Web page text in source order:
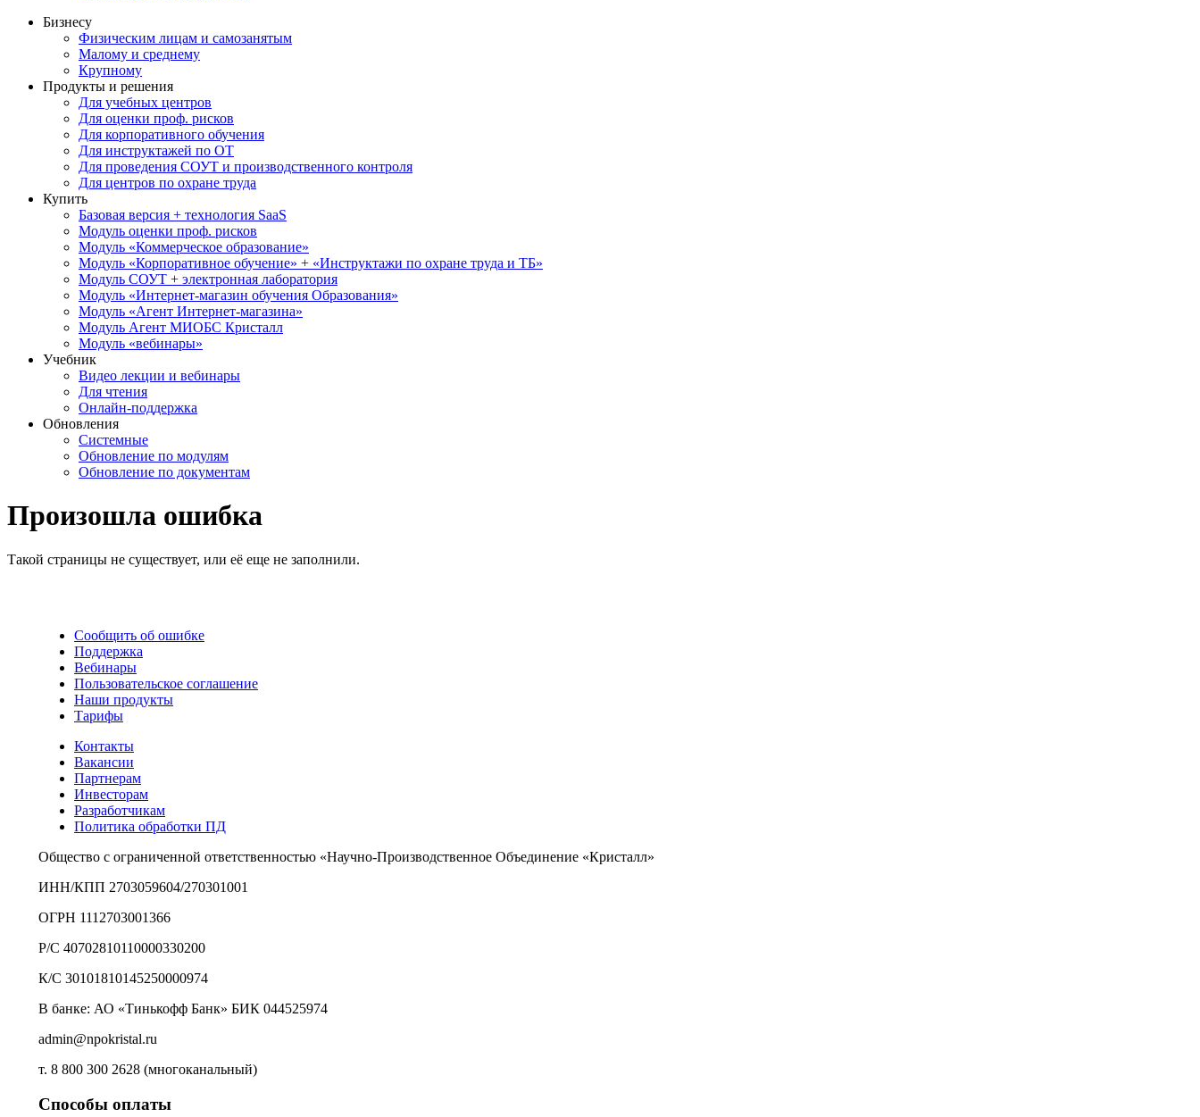
Бизнесу
Физическим лицам и самозанятым
Малому и среднему
Крупному
Продукты и решения
Для учебных центров
Для оценки проф. рисков
Для корпоративного обучения
Для инструктажей по ОТ
Для проведения СОУТ и производственного контроля
Для центров по охране труда
Купить
Базовая версия + технология SaaS
Модуль оценки проф. рисков
Модуль «Коммерческое образование»
Модуль «Корпоративное обучение» + «Инструктажи по охране труда и ТБ»
Модуль СОУТ + электронная лаборатория
Модуль «Интернет-магазин обучения Образования»
Модуль «Агент Интернет-магазина»
Модуль Агент МИОБС Кристалл
Модуль «вебинары»
Учебник
Видео лекции и вебинары
Для чтения
Онлайн-поддержка
Обновления
Системные
Обновление по модулям
Обновление по документам
Произошла ошибка
Такой страницы не существует, или её еще не заполнили.
Сообщить об ошибке
Поддержка
Вебинары
Пользовательское соглашение
Наши продукты
Тарифы
Контакты
Вакансии
Партнерам
Инвесторам
Разработчикам
Политика обработки ПД
Общество с ограниченной ответственностью «Научно-Производственное Объединение «Кристалл»
ИНН/КПП 2703059604/270301001
ОГРН 1112703001366
Р/С 40702810110000330200
К/С 30101810145250000974
В банке: АО «Тинькофф Банк» БИК 044525974
admin@npokristal.ru
т. 8 800 300 2628 (многоканальный)
Способы оплаты